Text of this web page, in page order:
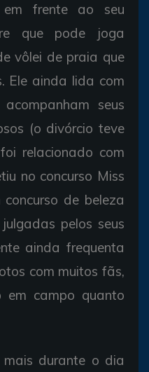
frente ao seu
que pode joga
vôlei de praia que
Ele ainda lida com
seus
(o divórcio teve
relacionado com
no concurso Miss
concurso de beleza
pelos seus
ainda frequenta
com muitos fãs,
campo quanto
mais durante o dia